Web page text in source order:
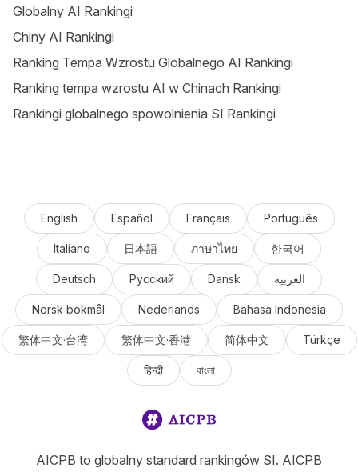
Globalny AI Rankingi
Chiny AI Rankingi
Ranking Tempa Wzrostu Globalnego AI Rankingi
Ranking tempa wzrostu AI w Chinach Rankingi
Rankingi globalnego spowolnienia SI Rankingi
English Español Français Português
Italiano 日本語 ภาษาไทย 한국어
Deutsch Русский Dansk العربية
Norsk bokmål Nederlands Bahasa Indonesia
繁体中文·台湾 繁体中文·香港 简体中文 Türkçe
हिन्दी বাংলা
AICPB to globalny standard rankingów SI. AICPB